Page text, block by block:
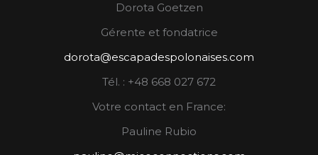
Dorota Goetzen
Gérente et fondatrice
dorota@escapadespolonaises.com
Tél. : +48 668 027 672
Votre contact en France:
Pauline Rubio